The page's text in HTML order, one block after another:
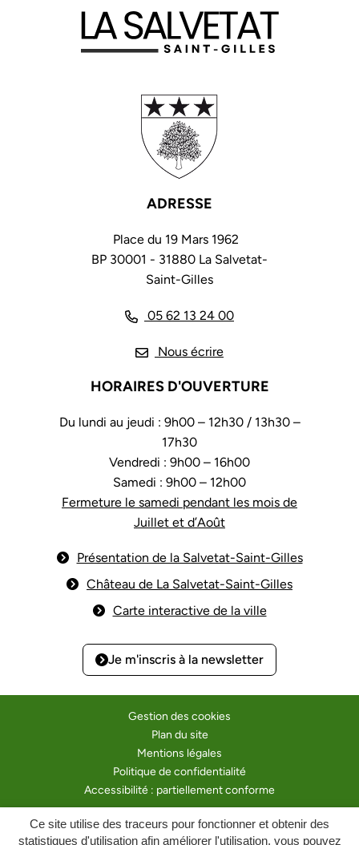
Ce site utilise des traceurs pour fonctionner et obtenir des
statistiques d'utilisation afin améliorer l'utilisation, vous pouvez
ADRESSE
Place du 19 Mars 1962
BP 30001 - 31880 La Salvetat-
Saint-Gilles
05 62 13 24 00
Nous écrire
HORAIRES D'OUVERTURE
Du lundi au jeudi : 9h00 – 12h30 / 13h30 –
17h30
Vendredi : 9h00 – 16h00
Samedi : 9h00 – 12h00
Fermeture le samedi pendant les mois de
Juillet et d’Août
Présentation de la Salvetat-Saint-Gilles
Château de La Salvetat-Saint-Gilles
Carte interactive de la ville
Je m'inscris à la newsletter
Gestion des cookies
Plan du site
Mentions légales
Politique de confidentialité
Accessibilité : partiellement conforme
Site réalisé parInovagora (ouverture dans un